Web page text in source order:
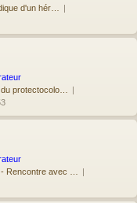
d'un hér…
protectocolo…
Rencontre avec …